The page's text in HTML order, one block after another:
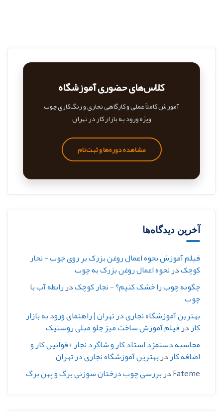
کلاس‌های حضوری آموزشگاه
آموزش کاملاً عملی و کارگاهی نجاری و رنگ‌کاری چوب
ویژه ورود به بازار کار در تهران
مشاهده دوره‌ها و ثبت‌نام
آخرین دیدگاه‌ها
فیلم آموزش نحوه اعمال روغن بزرک بر روی چوب - نجار
کوچکدرنحوه اعمال روغن بزرک به چوب
چگونه چوب را خشک کنیم؟ - نجار کوچکدررابطه آب با
چوب
بهترین آموزشگاه نجاری در تهران | راهنمای ورود به بازار
کاردرفیلم آموزش ساخت میز جلو مبلی روستیک
محاسبه دستمزد استاد کار و شاگرد نجار +قوانین کار و
اضافه کاردربهترین آموزشگاه نجاری در تهران
Fatemeدربررسی چوب درختان سوزنی برگ و پهن برگ